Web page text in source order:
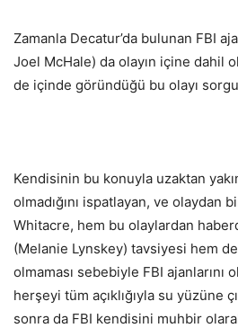
Zamanla Decatur’da bulunan FBI
Joel McHale) da olayın içine dahil
de içinde göründüğü bu olayı
Kendisinin bu konuyla uzaktan
olmadığını ispatlayan, ve olaydan
Whitacre, hem bu olaylardan
(Melanie Lynskey) tavsiyesi hem
olmaması sebebiyle FBI ajanlarını
herşeyi tüm açıklığıyla su yüzüne
sonra da FBI kendisini muhbir